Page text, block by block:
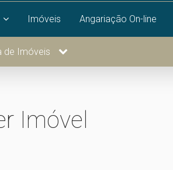
Imóveis Angariação On-line
de Imóveis
Imóvel